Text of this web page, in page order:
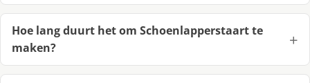
Hoe lang duurt het om Schoenlapperstaart te
maken?